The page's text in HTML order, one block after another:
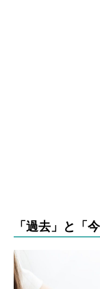
「過去」と「